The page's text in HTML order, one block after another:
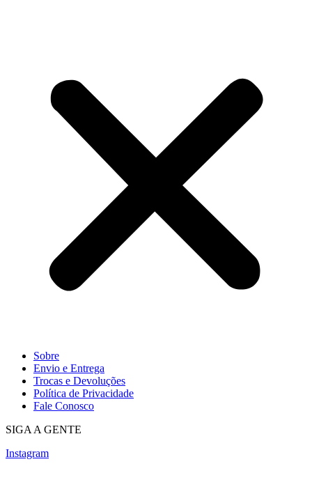
Sobre
Envio e Entrega
Trocas e Devoluções
Política de Privacidade
Fale Conosco
SIGA A GENTE
Instagram